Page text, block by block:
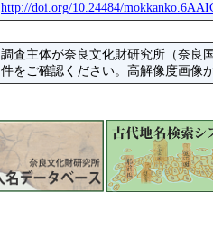
http://doi.org/10.24484/
調査主体が奈良文化財研究所（奈良
件をご確認ください。高解像度画像